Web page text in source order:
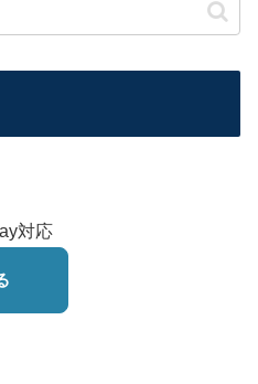
対応